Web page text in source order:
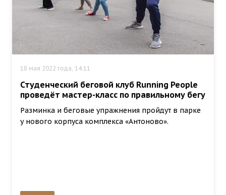
18 мая 2022 года, 14:11
Студенческий беговой клуб Running People
проведёт мастер-класс по правильному бегу
Разминка и беговые упражнения пройдут в парке
у нового корпуса комплекса «Антоново».